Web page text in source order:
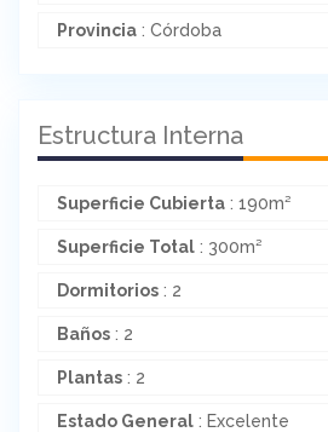
Provincia : Córdoba
Estructura Interna
Superficie Cubierta : 190m²
Superficie Total : 300m²
Dormitorios : 2
Baños : 2
Plantas : 2
Estado General : Excelente